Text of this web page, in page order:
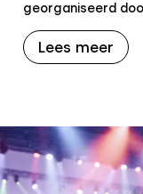
georganiseerd
Lees meer